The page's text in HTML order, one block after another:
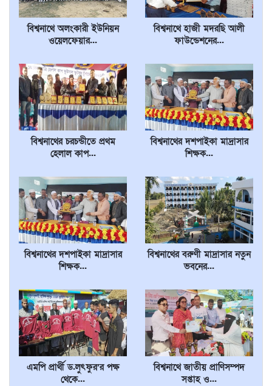
বিশ্বনাথে অলংকারী ইউনিয়ন
ওয়েলফেয়ার...
বিশ্বনাথে হাজী মদরছি আলী
ফাউন্ডেশনের...
বিশ্বনাথের চরচন্ডীতে প্রথম
হেলাল কাপ...
বিশ্বনাথের দশপাইকা মাদ্রাসার
শিক্ষক...
বিশ্বনাথের দশপাইকা মাদ্রাসার
শিক্ষক...
বিশ্বনাথের বরুণী মাদ্রাসার নতুন
ভবনের...
এমপি প্রার্থী ড.লুৎফুর’র পক্ষ
থেকে...
বিশ্বনাথে জাতীয় প্রাণিসম্পদ
সপ্তাহ ও...